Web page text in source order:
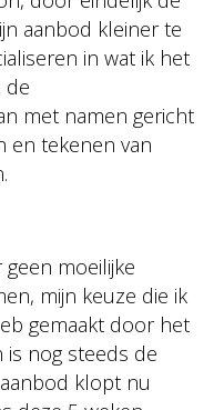
aanbod kleiner te
in wat ik het
de
met namen gericht
en tekenen van
moeilijke
mijn keuze die ik
gemaakt door het
is nog steeds de
klopt nu